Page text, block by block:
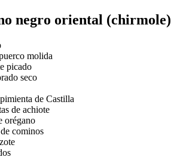
negro oriental (chirmole)
molida
picado
seco
de Castilla
de achiote
orégano
cominos